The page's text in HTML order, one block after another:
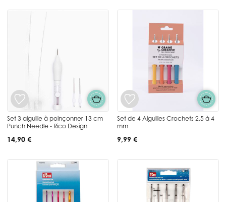
Set 3 aiguille à poinçonner 13 cm
Punch Needle - Rico Design
14,90 €
Set de 4 Aiguilles Crochets 2.5 à 4
mm
9,99 €